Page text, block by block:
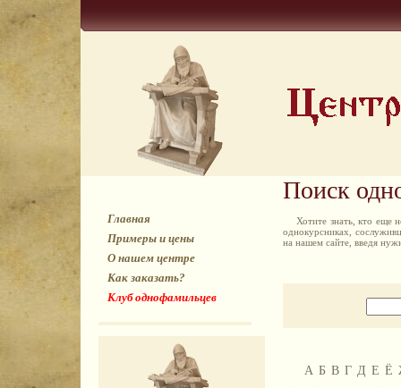
Главная
Примеры и цены
О нашем центре
Как заказать?
Клуб однофамильцев
Поиск
Хотите знать, кто еще
однокурсниках,
на нашем сайте, введя
А Б В Г Д Е Ё